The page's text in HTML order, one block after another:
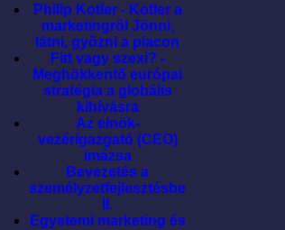
Philip Kotler - Kotler a
marketingrõl Jönni,
látni, gyõzni a piacon
Fitt vagy szexi? -
Meghökkentõ európai
stratégia a globális
kihívásra
Az elnök-
vezérigazgató (CEO)
imázsa
Bevezetés a
személyzetfejlesztésbe
II.
Egyetemi marketing és